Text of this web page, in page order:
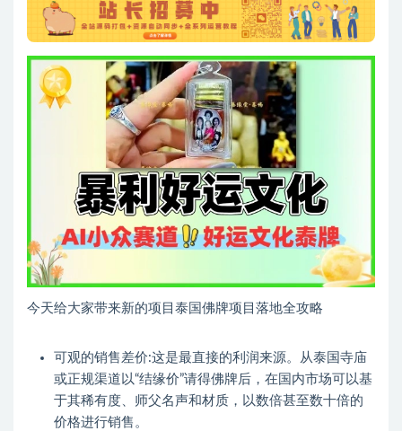
今天给大家带来新的项目泰国佛牌项目落地全攻略
可观的销售差价:这是最直接的利润来源。从泰国寺庙
或正规渠道以“结缘价”请得佛牌后，在国内市场可以基
于其稀有度、师父名声和材质，以数倍甚至数十倍的
价格进行销售。